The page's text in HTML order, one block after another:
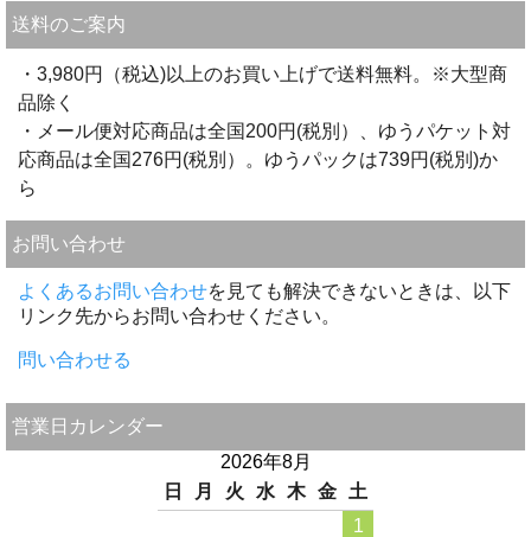
送料のご案内
・3,980円（税込)以上のお買い上げで送料無料。※大型商
品除く
・メール便対応商品は全国200円(税別）、ゆうパケット対
応商品は全国276円(税別）。ゆうパックは739円(税別)か
ら
お問い合わせ
よくあるお問い合わせを見ても解決できないときは、以下
リンク先からお問い合わせください。
問い合わせる
営業日カレンダー
2026年8月
日
月 火 水 木 金
土
1